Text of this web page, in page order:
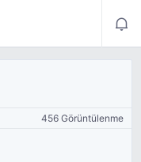
456 Görüntülenme